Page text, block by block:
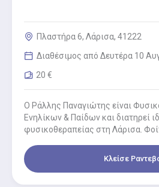
Πλαστήρα 6, Λάρισα, 41222
Διαθέσιμος από Δευτέρα 10
20 €
O Ράλλης Παναγιώτης είναι
Ενηλίκων & Παίδων και διατηρεί
φυσικοθεραπείας στη Λάρισα.
Κλείσε